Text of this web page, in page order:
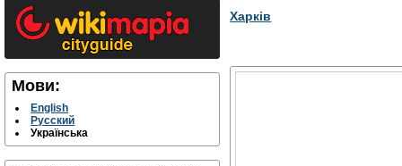
Мови:
English
Русский
Українська
Харків